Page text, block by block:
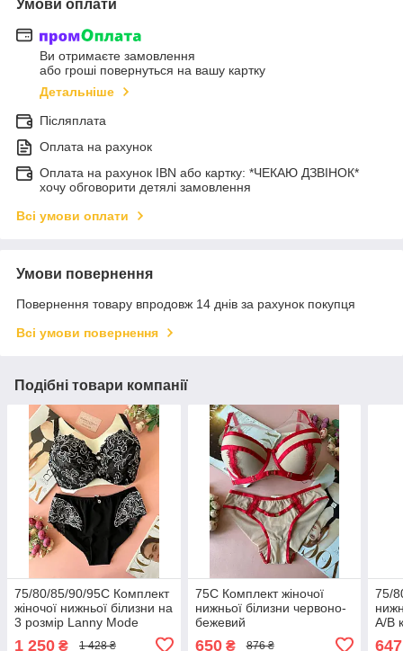
Умови оплати
Ви отримаєте замовлення
або гроші повернуться на вашу картку
Детальніше
Післяплата
Оплата на рахунок
Оплата на рахунок IBN або картку: *ЧЕКАЮ ДЗВІНОК*
хочу обговорити детялі замовлення
Всі умови оплати
Умови повернення
Повернення товару впродовж 14 днів за рахунок покупця
Всі умови повернення
Подібні товари компанії
75/80/85/90/95С Комплект
жіночої нижньої білизни на
3 розмір Lanny Mode
1 250 ₴ 1 428 ₴
75С Комплект жіночої
нижньої білизни червоно-
бежевий
650₴ 876 ₴
75/
А/B
647